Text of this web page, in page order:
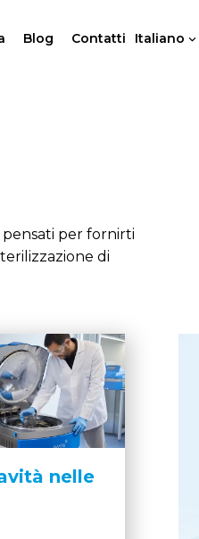
Blog Contatti Italiano
pensati per fornirti
di
nelle